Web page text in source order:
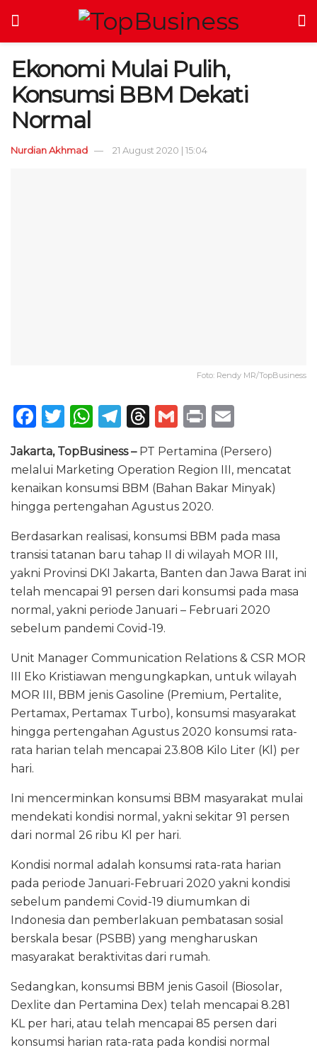
Ekonomi Mulai Pulih,
Konsumsi BBM Dekati
Normal
Nurdian Akhmad 21 August 2020 | 15:04
Foto: Rendy MR/TopBusiness
F
c
e
b
o
o
k
T
w
it
te
r
W
h
a
ts
A
p
p
T
e
g
ra
m
T
re
a
d
s
G
ai
l
P
n
t
ai
l
Jakarta, TopBusiness –PT Pertamina (Persero)
melalui Marketing Operation Region III, mencatat
kenaikan konsumsi BBM (Bahan Bakar Minyak)
hingga pertengahan Agustus 2020.
Berdasarkan realisasi, konsumsi BBM pada masa
transisi tatanan baru tahap II di wilayah MOR III,
yakni Provinsi DKI Jakarta, Banten dan Jawa Barat ini
telah mencapai 91 persen dari konsumsi pada masa
normal, yakni periode Januari – Februari 2020
sebelum pandemi Covid-19.
Unit Manager Communication Relations & CSR MOR
III Eko Kristiawan mengungkapkan, untuk wilayah
MOR III, BBM jenis Gasoline (Premium, Pertalite,
Pertamax, Pertamax Turbo), konsumsi masyarakat
hingga pertengahan Agustus 2020 konsumsi rata-
rata harian telah mencapai 23.808 Kilo Liter (Kl) per
hari.
Ini mencerminkan konsumsi BBM masyarakat mulai
mendekati kondisi normal, yakni sekitar 91 persen
dari normal 26 ribu Kl per hari.
Kondisi normal adalah konsumsi rata-rata harian
pada periode Januari-Februari 2020 yakni kondisi
sebelum pandemi Covid-19 diumumkan di
Indonesia dan pemberlakuan pembatasan sosial
berskala besar (PSBB) yang mengharuskan
masyarakat beraktivitas dari rumah.
Sedangkan, konsumsi BBM jenis Gasoil (Biosolar,
Dexlite dan Pertamina Dex) telah mencapai 8.281
KL per hari, atau telah mencapai 85 persen dari
konsumsi harian rata-rata pada kondisi normal